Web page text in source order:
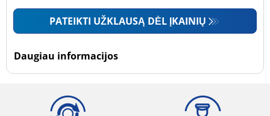
PATEIKTI UŽKLAUSĄ DĖL ĮKAINIŲ
Daugiau informacijos